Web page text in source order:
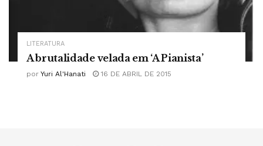
LITERATURA
A brutalidade velada em ‘A Pianista’
por Yuri Al'Hanati 16 DE ABRIL DE 2015